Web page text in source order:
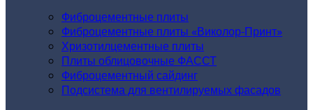
Фиброцементные плиты
Фиброцементные плиты «Виколор-Принт»
Хризотилцементные плиты
Плиты облицовочные ФАССТ
Фиброцементный сайдинг
Подсистема для вентилируемых фасадов